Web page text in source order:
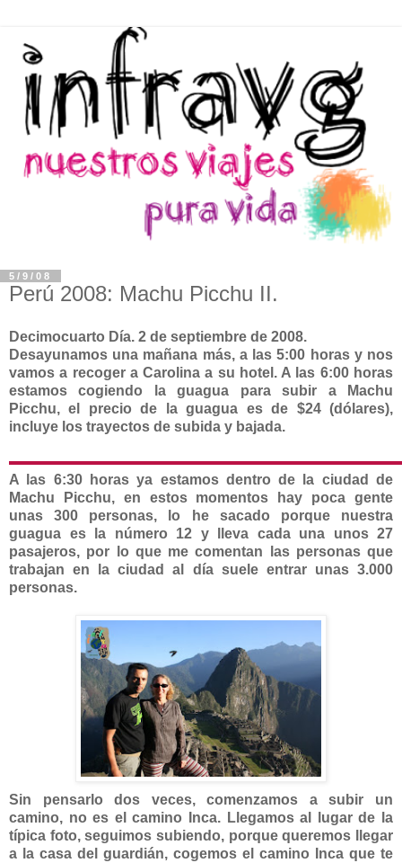
5/9/08
Perú 2008: Machu Picchu II.
Decimocuarto Día. 2 de septiembre de 2008.
Desayunamos una mañana más, a las 5:00 horas y nos
vamos a recoger a Carolina a su hotel. A las 6:00 horas
estamos cogiendo la guagua para subir a Machu
Picchu, el precio de la guagua es de $24 (dólares),
incluye los trayectos de subida y bajada.
A las 6:30 horas ya estamos dentro de la ciudad de
Machu Picchu, en estos momentos hay poca gente
unas 300 personas, lo he sacado porque nuestra
guagua es la número 12 y lleva cada una unos 27
pasajeros, por lo que me comentan las personas que
trabajan en la ciudad al día suele entrar unas 3.000
personas.
Sin pensarlo dos veces, comenzamos a subir un
camino, no es el camino Inca. Llegamos al lugar de la
típica foto, seguimos subiendo, porque queremos llegar
a la casa del guardián, cogemos el camino Inca que te